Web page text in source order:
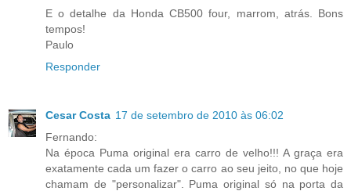
E o detalhe da Honda CB500 four, marrom, atrás. Bons
tempos!
Paulo
Responder
Cesar Costa 17 de setembro de 2010 às 06:02
Fernando:
Na época Puma original era carro de velho!!! A graça era
exatamente cada um fazer o carro ao seu jeito, no que hoje
chamam de "personalizar". Puma original só na porta da